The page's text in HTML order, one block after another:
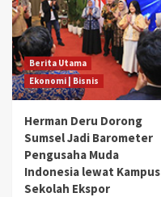
Berita Utama
Ekonomi | Bisnis
Herman Deru Dorong
Sumsel Jadi Barometer
Pengusaha Muda
Indonesia lewat Kampus
Sekolah Ekspor